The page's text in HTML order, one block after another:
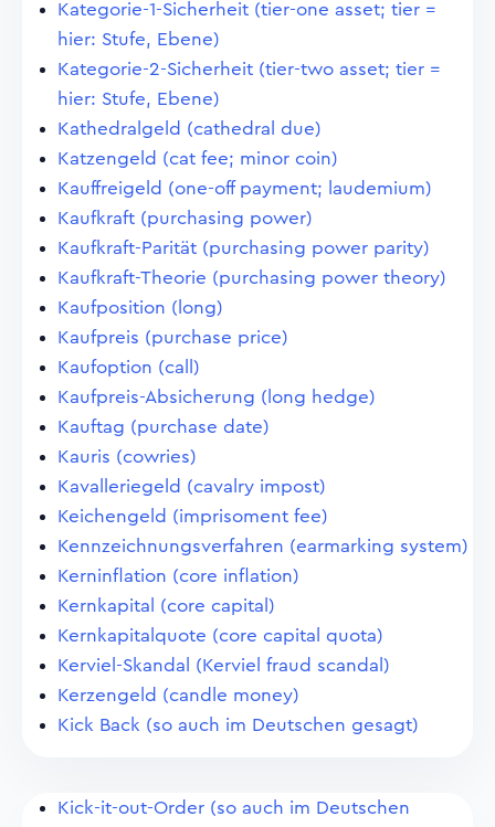
Kategorie-1-Sicherheit (tier-one asset; tier =
hier: Stufe, Ebene)
Kategorie-2-Sicherheit (tier-two asset; tier =
hier: Stufe, Ebene)
Kathedralgeld (cathedral due)
Katzengeld (cat fee; minor coin)
Kauffreigeld (one-off payment; laudemium)
Kaufkraft (purchasing power)
Kaufkraft-Parität (purchasing power parity)
Kaufkraft-Theorie (purchasing power theory)
Kaufposition (long)
Kaufpreis (purchase price)
Kaufoption (call)
Kaufpreis-Absicherung (long hedge)
Kauftag (purchase date)
Kauris (cowries)
Kavalleriegeld (cavalry impost)
Keichengeld (imprisoment fee)
Kennzeichnungsverfahren (earmarking system)
Kerninflation (core inflation)
Kernkapital (core capital)
Kernkapitalquote (core capital quota)
Kerviel-Skandal (Kerviel fraud scandal)
Kerzengeld (candle money)
Kick Back (so auch im Deutschen gesagt)
Kick-it-out-Order (so auch im Deutschen